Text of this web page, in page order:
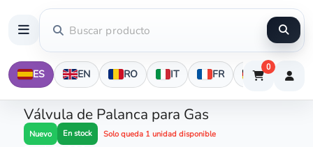
ES EN RO IT FR DE
0
Válvula de Palanca para Gas
Nuevo En stock Solo queda 1 unidad disponible